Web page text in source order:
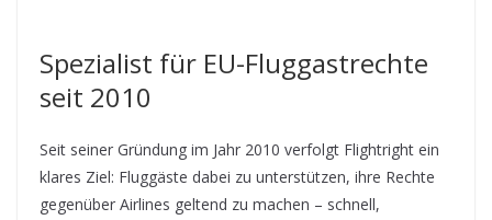
Spezialist für EU-Fluggastrechte
seit 2010
Seit seiner Gründung im Jahr 2010 verfolgt Flightright ein
klares Ziel: Fluggäste dabei zu unterstützen, ihre Rechte
gegenüber Airlines geltend zu machen – schnell,